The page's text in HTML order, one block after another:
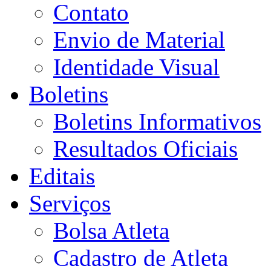
Contato
Envio de Material
Identidade Visual
Boletins
Boletins Informativos
Resultados Oficiais
Editais
Serviços
Bolsa Atleta
Cadastro de Atleta